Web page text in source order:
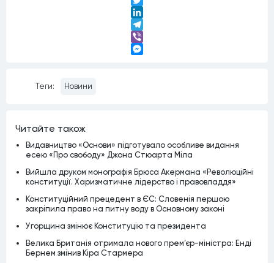
Twitter
LinkedIn
Telegram
Viber
Теги: Новини
Читайте також
Видавництво «Основи» підготувало особливе видання
есею «Про свободу» Джона Стюарта Міла
Вийшла друком монографія Брюса Акермана «Революційні
конституції. Харизматичне лідерство і правовладдя»
Конституційний прецедент в ЄС: Словенія першою
закріпила право на питну воду в Основному законі
Угорщина змінює Конституцію та президента
Велика Британія отримала нового прем’єр-міністра: Енді
Бернем змінив Кіра Стармера